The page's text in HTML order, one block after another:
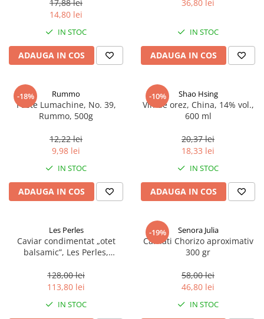
17,88 lei
14,80 lei
IN STOC
ADAUGA IN COS
36,80 lei
IN STOC
ADAUGA IN COS
-18% Rummo
Paste Lumachine, No. 39,
Rummo, 500g
12,22 lei
9,98 lei
IN STOC
ADAUGA IN COS
-10% Shao Hsing
Vin de orez, China, 14% vol.,
600 ml
20,37 lei
18,33 lei
IN STOC
ADAUGA IN COS
Les Perles
Caviar condimentat „otet
balsamic”, Les Perles,
sferice, 200 g
128,00 lei
113,80 lei
IN STOC
-19% Senora Julia
Carnati Chorizo aproximativ
300 gr
58,00 lei
46,80 lei
IN STOC